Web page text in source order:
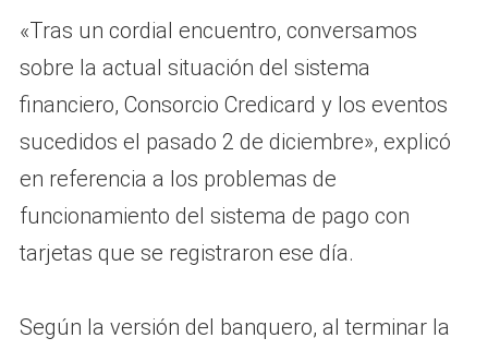
«Tras un cordial encuentro, conversamos
sobre la actual situación del sistema
financiero, Consorcio Credicard y los eventos
sucedidos el pasado 2 de diciembre», explicó
en referencia a los problemas de
funcionamiento del sistema de pago con
tarjetas que se registraron ese día.
Según la versión del banquero, al terminar la